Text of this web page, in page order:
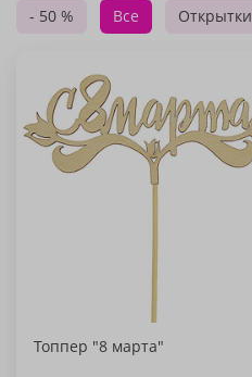
- 50 % Все Открытки
Топпер "8 марта"